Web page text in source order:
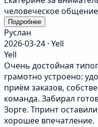
человеческое
Подробнее
Руслан
2026-03-24 · Yell
Yell
Очень достойная
грамотно устроено:
приём заказов,
команда. Забирал
Зорге. Тпринт
хорошее впечатление.